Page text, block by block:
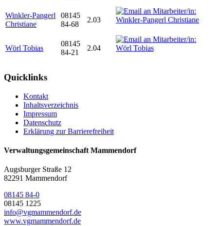
Winkler-Pangerl
Christiane
08145
84-68
2.03
Wörl Tobias
08145
84-21
2.04
Quicklinks
Kontakt
Inhaltsverzeichnis
Impressum
Datenschutz
Erklärung zur Barrierefreiheit
Verwaltungsgemeinschaft Mammendorf
Augsburger Straße 12
82291 Mammendorf
08145 84-0
08145 1225
info@vgmammendorf.de
www.vgmammendorf.de